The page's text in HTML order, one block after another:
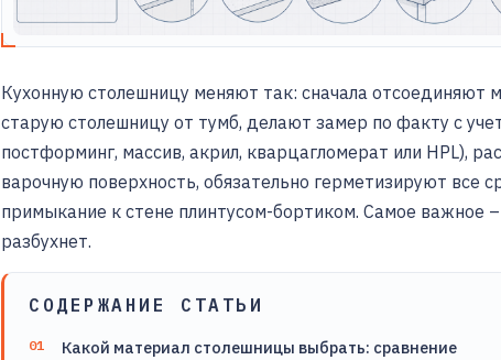
Кухонную столешницу меняют так: сначала отсоединяют
старую столешницу от тумб, делают замер по факту с
постформинг, массив, акрил, кварцагломерат или HPL),
варочную поверхность, обязательно герметизируют
примыкание к стене плинтусом-бортиком. Самое
разбухнет.
СОДЕРЖАНИЕ СТАТЬИ
Какой материал столешницы выбрать: сравнение